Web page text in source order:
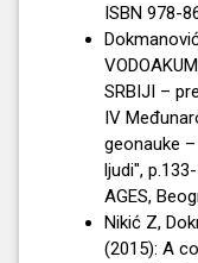
ISBN 978-
SRBIJI –
IV
geonauke
ljudi",
AGES,
Nikić Z,
(2015): A